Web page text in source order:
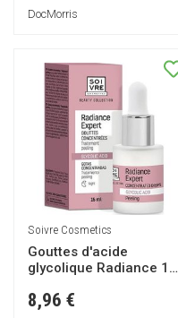
DocMorris
Soivre Cosmetics
Gouttes d'acide
glycolique Radiance 15
8,96 €